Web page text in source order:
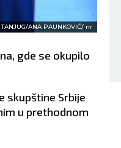
TANJUG/ANA PAUNKOVIĆ/ nr
gde se okupilo
skupštine Srbije
u prethodnom